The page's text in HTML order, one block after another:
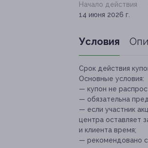
Начало действия
14 июня 2026 г.
Условия
Срок действия
Основные условия:
— купон не
— обязательна
— если участник
центра оставляет
и клиента время;
— рекомендовано